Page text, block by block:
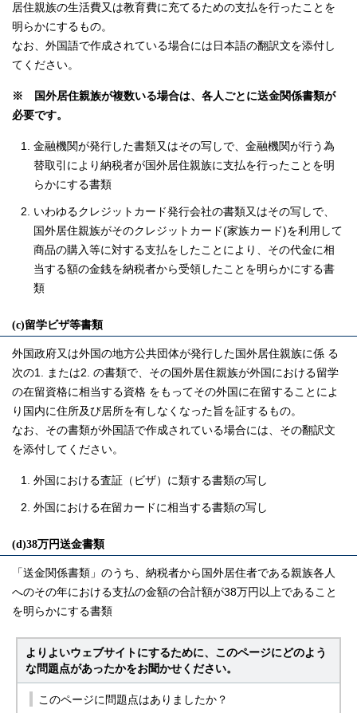
居住親族の生活費又は教育費に充てるための支払を行ったことを
明らかにするもの。
なお、外国語で作成されている場合には日本語の翻訳文を添付し
てください。
※ 国外居住親族が複数いる場合は、各人ごとに送金関係書類が
必要です。
金融機関が発行した書類又はその写しで、金融機関が行う為
替取引により納税者が国外居住親族に支払を行ったことを明
らかにする書類
いわゆるクレジットカード発行会社の書類又はその写しで、
国外居住親族がそのクレジットカード(家族カード)を利用して
商品の購入等に対する支払をしたことにより、その代金に相
当する額の金銭を納税者から受領したことを明らかにする書
類
(c)留学ビザ等書類
外国政府又は外国の地方公共団体が発行した国外居住親族に係 る
次の1. または2. の書類で、その国外居住親族が外国における留学
の在留資格に相当する資格 をもってその外国に在留することによ
り国内に住所及び居所を有しなくなった旨を証するもの。
なお、その書類が外国語で作成されている場合には、その翻訳文
を添付してください。
外国における査証（ビザ）に類する書類の写し
外国における在留カードに相当する書類の写し
(d)38万円送金書類
「送金関係書類」のうち、納税者から国外居住者である親族各人
へのその年における支払の金額の合計額が38万円以上であること
を明らかにする書類
よりよいウェブサイトにするために、このページにどのよう
な問題点があったかをお聞かせください。
このページに問題点はありましたか？